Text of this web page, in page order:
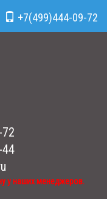
наших менеджеров.
у наших менеджеров.
+7(499)444-09-72